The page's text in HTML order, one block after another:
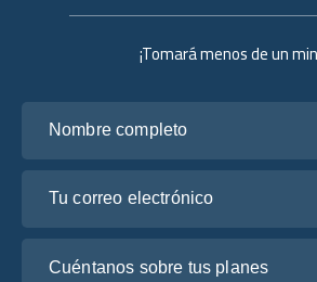
¡Tomará menos de un